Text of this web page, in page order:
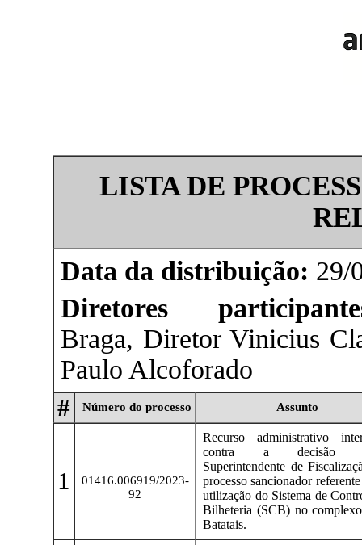
LISTA DE
Data da distribuição: 29/
Diretores
Braga, Diretor Vinicius
Paulo Alcoforado
# Número do processo Assunto
1
01416.006919/2023-
92
Recurso administrativo
contra a decisão
Superintendente de
processo sancionador
utilização do Sistema de
Bilheteria (SCB) no
Batatais.